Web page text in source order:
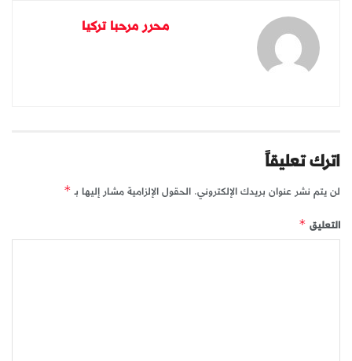
محرر مرحبا تركيا
اترك تعليقاً
لن يتم نشر عنوان بريدك الإلكتروني. الحقول الإلزامية مشار إليها بـ *
التعليق *